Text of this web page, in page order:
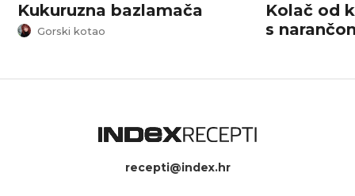
Kukuruzna bazlamača
Gorski kotao
Kolač od
s
recepti@index.hr